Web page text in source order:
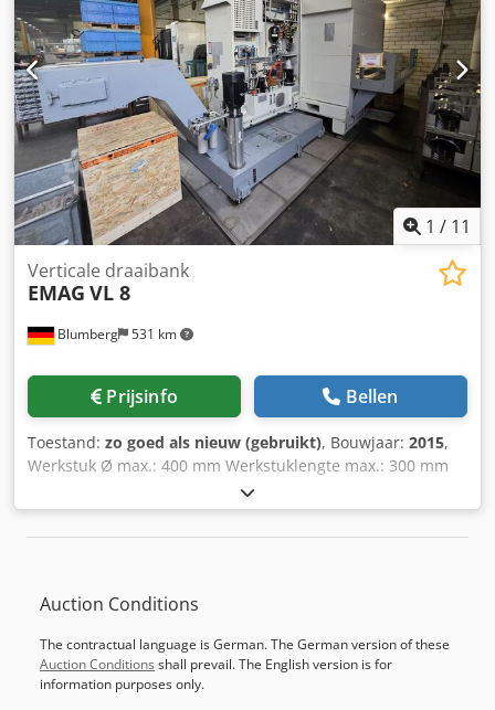
Herhaalnauwkeurigheid: ± 0,020 mm Uw voordelen als
JMT-klant: ✔ Officieel distributiepartner in Duitsland ✔
Technische ondersteuning en service ter plaatse ✔ Snelle
levering van reserveonderdelen ✔ Training en instructie
inbegrepen
van de fabrikant of de operator en zijn daarom voor ons
niet bindend. Tussentijdse verkoop voorbehouden;
uitsluitend onze algemene voorwaarden zijn van
toepassing. Over ons meer dan 400 eigen machines op
voorraad meer dan 15.000 m² opslagruimte, hijscapaciteit
70 t meer dan 10.000 accessoires voor uw werkplaats Wilt
u machines, productielijnen of uw bedrijf verkopen, neem
dan contact met ons op. Meer aanbiedingen vindt u op
onze website. Bezichtigen is mogelijk na afspraak. Wij
kijken uit naar uw bezoek. Uw Markus Hirsch Team
1 / 11
Blumberg 531 km
Verticale draaibank
EMAG VL 8
Prijsinfo Bellen
Toestand: zo goed als nieuw (gebruikt), Bouwjaar: 2015,
Werkstuk Ø max.: 400 mm Werkstuklengte max.: 300 mm
Klauwplaat Ø max.: 500 mm Draaidiameter max.: 520 mm
X-as verplaatsing: 1.110 mm Z-as verplaatsing: 595 mm
Dwsdpfjxy Ac Sjx Abqsa Hoofdspindel: Vermogen 40 / 100%
Y-as
Auction Conditions
The contractual language is German. The German version of these
Auction Conditions shall prevail. The English version is for
information purposes only.